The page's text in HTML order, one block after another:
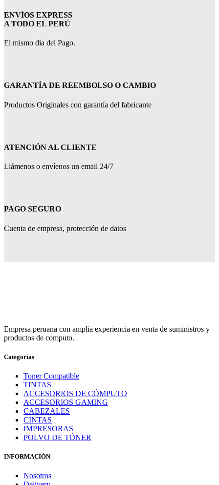
ENVÍOS EXPRESS
A TODO EL PERÚ
El mismo dia del Pago.
GARANTÍA DE REEMBOLSO O CAMBIO
Productos Originales con garantía del fabricante
ATENCIÓN AL CLIENTE
Llámenos o envíenos un email 24/7
PAGO SEGURO
Cuenta de empresa, protección de datos
Empresa peruana con amplia experiencia en venta de suministros y
productos de computo.
Categorías
Toner Compatible
TINTAS
ACCESORIOS DE CÓMPUTO
ACCESORIOS GAMING
CABEZALES
CINTAS
IMPRESORAS
POLVO DE TÓNER
INFORMACIÓN
Nosotros